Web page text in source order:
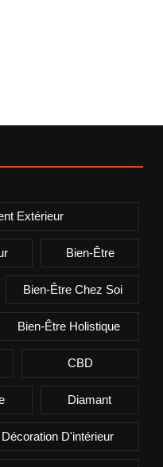
Extérieur
Bien-Être
Bien-Être Chez Soi
Bien-Être Holistique
CBD
Diamant
Décoration D'intérieur